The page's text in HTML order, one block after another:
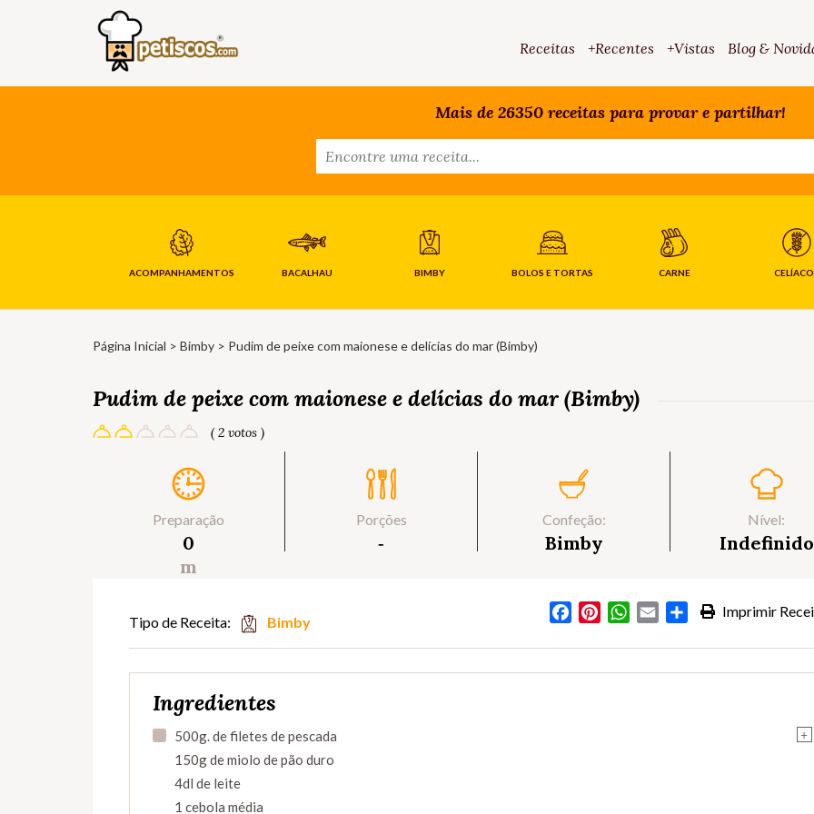
Receitas +Recentes +Vistas Blog &
Mais de 26350 receitas para provar e partilhar!
ACOMPANHAMENTOS BACALHAU BIMBY BOLOS E TORTAS CARNE
Página Inicial > Bimby > Pudim de peixe com maionese e delícias do mar (Bimby)
Pudim de peixe com maionese e delícias do mar (Bimby)
( 2 votos )
Preparação
0
m
Porções
‐
Confeção:
Bimby
Nível:
Indefinido
Imprimir
FacebookPinterestWhatsApp
Email Partilhar
Tipo de Receita: Bimby
Ingredientes
+
500g. de filetes de pescada
150g de miolo de pão duro
4dl de leite
1 cebola média